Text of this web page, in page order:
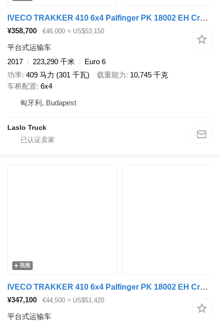
IVECO TRAKKER 410 6x4 Palfinger PK 18002 EH Crane
¥358,700 €46,000 ≈ US$53,150
平台式运输车
2017
223,290 千米
Euro 6
功率 409 马力 (301 千瓦) 载重能力
10,745 千克
车桥配置 6x4
匈牙利, Budapest
Laslo Truck
视频
IVECO TRAKKER 410 6x4 Palfinger PK 18002 EH Crane
¥347,100 €44,500 ≈ US$51,420
平台式运输车